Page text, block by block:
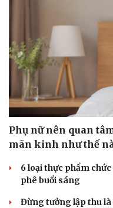
Phụ nữ nên quan
mãn kinh như thế
6 loại thực phẩm
phê buổi sáng
Đừng tưởng lập thu là